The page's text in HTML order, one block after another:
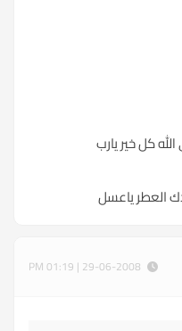
كل خير يارب
العطر ياعسل